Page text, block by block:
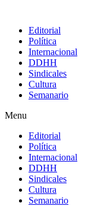
Editorial
Política
Internacional
DDHH
Sindicales
Cultura
Semanario
Menu
Editorial
Política
Internacional
DDHH
Sindicales
Cultura
Semanario